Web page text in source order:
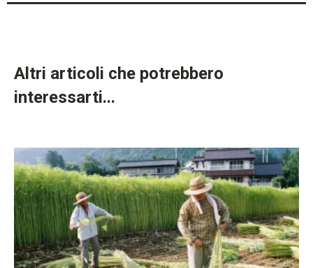
Altri articoli che potrebbero
interessarti...